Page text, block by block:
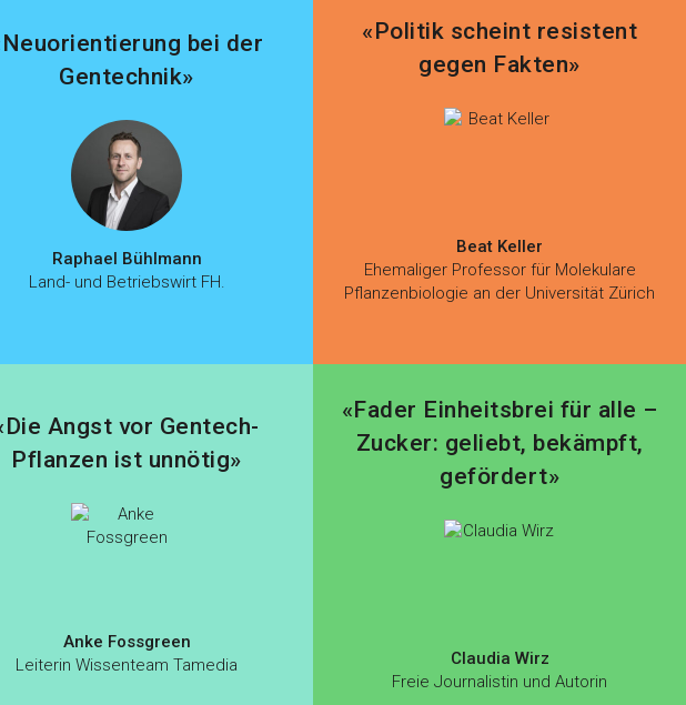
bei der
Gentechnik»
Raphael Bühlmann
Land- und Betriebswirt FH.
«Politik scheint resistent
gegen Fakten»
Beat Keller
Ehemaliger Professor für Molekulare
Pflanzenbiologie an der Universität Zürich
Angst vor Gentech-
Pflanzen ist unnötig»
Anke Fossgreen
Leiterin Wissenteam Tamedia
«Fader Einheitsbrei für alle –
Zucker: geliebt, bekämpft,
gefördert»
Claudia Wirz
Freie Journalistin und Autorin